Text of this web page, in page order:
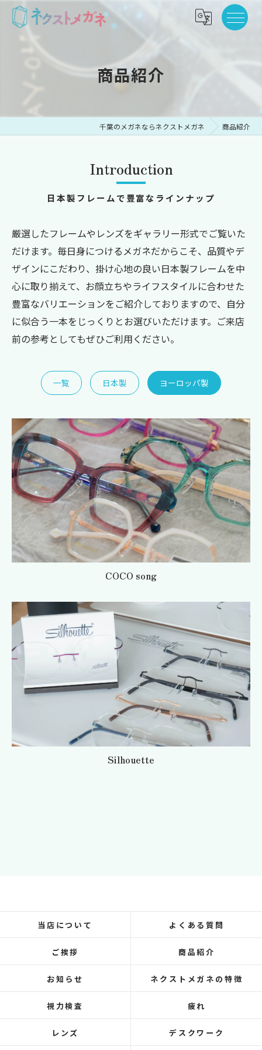
商品紹介
千葉のメガネならネクストメガネ 商品紹介
Introduction
日本製フレームで豊富なラインナップ
厳選したフレームやレンズをギャラリー形式でご覧いた
だけます。毎日身につけるメガネだからこそ、品質やデ
ザインにこだわり、掛け心地の良い日本製フレームを中
心に取り揃えて、お顔立ちやライフスタイルに合わせた
豊富なバリエーションをご紹介しておりますので、自分
に似合う一本をじっくりとお選びいただけます。ご来店
前の参考としてもぜひご利用ください。
一覧 日本製 ヨーロッパ製
COCO song
Silhouette
当店について よくある質問
ご挨拶 商品紹介
お知らせ ネクストメガネの特徴
視力検査 疲れ
レンズ デスクワーク
お問い合わせはこちら